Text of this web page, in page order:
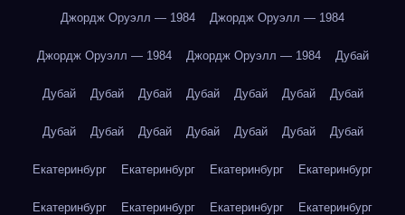
Джордж Оруэлл — 1984 Джордж Оруэлл — 1984
Джордж Оруэлл — 1984 Джордж Оруэлл — 1984 Дубай
Дубай Дубай Дубай Дубай Дубай Дубай Дубай
Дубай Дубай Дубай Дубай Дубай Дубай Дубай
Екатеринбург Екатеринбург Екатеринбург Екатеринбург
Екатеринбург Екатеринбург Екатеринбург Екатеринбург